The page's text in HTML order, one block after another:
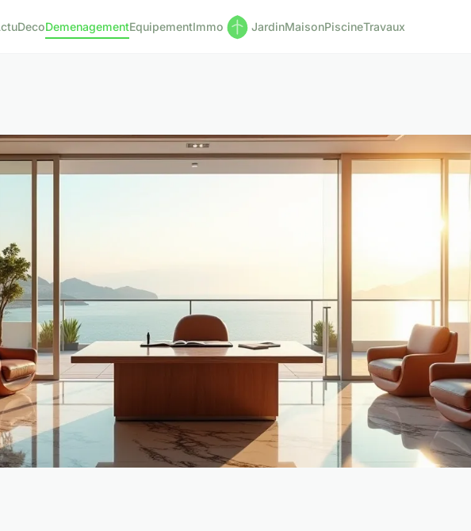
DecoDemenagementEquipementImmo JardinMaisonPiscineTravaux